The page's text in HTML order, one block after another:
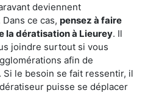
deviennent
ce cas, pensez à faire
la dératisation à Lieurey. Il
joindre surtout si vous
afin de
le besoin se fait ressentir, il
puisse se déplacer